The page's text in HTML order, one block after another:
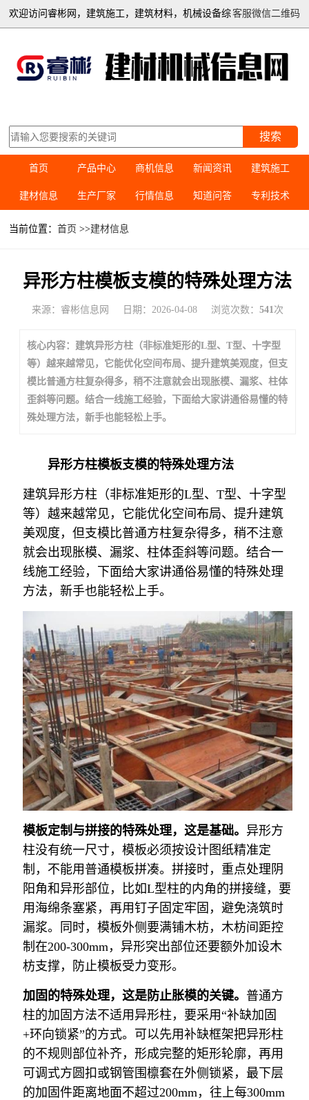
客服微信二维码
欢迎访问睿彬网，建筑施工，建筑材料，机械设备综
搜索
首页 产品中心 商机信息 新闻资讯 建筑施工
建材信息 生产厂家 行情信息 知道问答 专利技术
当前位置：首页 >>建材信息
异形方柱模板支模的特殊处理方法
来源：睿彬信息网 日期：2026-04-08 浏览次数： 541 次
核心内容：建筑异形方柱（非标准矩形的L型、T型、十字型
等）越来越常见，它能优化空间布局、提升建筑美观度，但支
模比普通方柱复杂得多，稍不注意就会出现胀模、漏浆、柱体
歪斜等问题。结合一线施工经验，下面给大家讲通俗易懂的特
殊处理方法，新手也能轻松上手。
异形方柱模板支模的特殊处理方法
建筑异形方柱（非标准矩形的L型、T型、十字型
等）越来越常见，它能优化空间布局、提升建筑
美观度，但支模比普通方柱复杂得多，稍不注意
就会出现胀模、漏浆、柱体歪斜等问题。结合一
线施工经验，下面给大家讲通俗易懂的特殊处理
方法，新手也能轻松上手。
模板定制与拼接的特殊处理，这是基础。 异形方
柱没有统一尺寸，模板必须按设计图纸精准定
制，不能用普通模板拼凑。拼接时，重点处理阴
阳角和异形部位，比如L型柱的内角的拼接缝，要
用海绵条塞紧，再用钉子固定牢固，避免浇筑时
漏浆。同时，模板外侧要满铺木枋，木枋间距控
制在200-300mm，异形突出部位还要额外加设木
枋支撑，防止模板受力变形。
加固的特殊处理，这是防止胀模的关键。 普通方
柱的加固方法不适用异形柱，要采用“补缺加固
+环向锁紧”的方式。可以先用补缺框架把异形柱
的不规则部位补齐，形成完整的矩形轮廓，再用
可调式方圆扣或钢管围檩套在外侧锁紧，最下层
的加固件距离地面不超过200mm，往上每300mm